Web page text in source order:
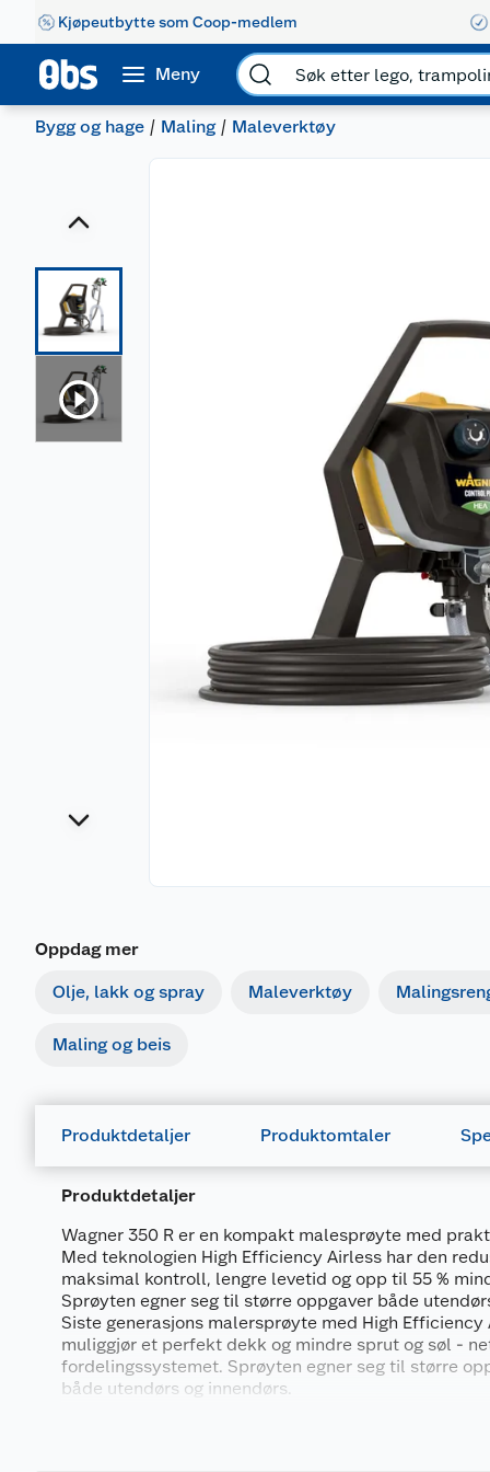
Kjøpeutbytte som Coop-medlem
Meny
Bygg og hage Maling Maleverktøy
Oppdag mer
Olje, lakk og spray Maleverktøy
Maling og beis
Produktdetaljer Produktomtaler
Produktdetaljer
Wagner 350 R er en kompakt malesprøyte med
Med teknologien High Efficiency Airless har den
maksimal kontroll, lengre levetid og opp til 55 %
Sprøyten egner seg til større oppgaver både
Siste generasjons malersprøyte med High Efficiency
muliggjør et perfekt dekk og mindre sprut og søl -
fordelingssystemet. Sprøyten egner seg til større
både utendørs og innendørs.